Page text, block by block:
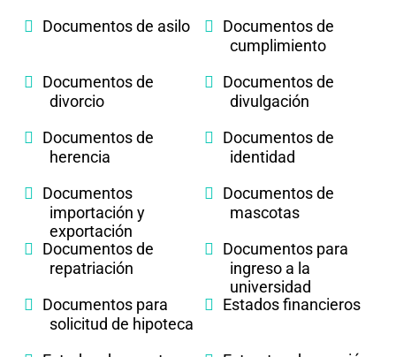
Documentos de asilo
Documentos de
cumplimiento
Documentos de
divorcio
Documentos de
divulgación
Documentos de
herencia
Documentos de
identidad
Documentos
importación y
exportación
Documentos de
mascotas
Documentos de
repatriación
Documentos para
ingreso a la
universidad
Documentos para
solicitud de hipoteca
Estados financieros